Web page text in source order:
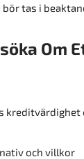
tas i
Om
kreditvärdighet
och villkor